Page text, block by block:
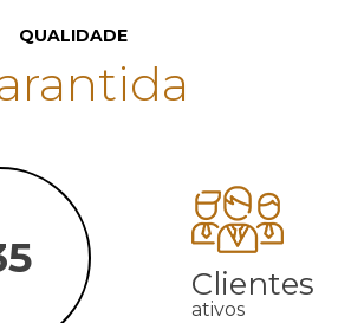
QUALIDADE
Clientes
ativos